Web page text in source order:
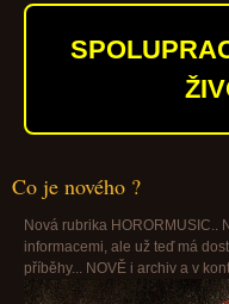
Co je nového ?
Nová rubrika HORORMUSIC..
informacemi, ale už teď má
příběhy... NOVĚ i archiv a v